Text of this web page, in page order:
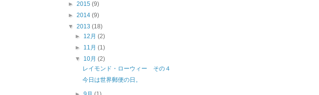
► 2015 (9)
► 2014 (9)
▼ 2013 (18)
► 12月(2)
► 11月(1)
▼ 10月(2)
レイモンド・ローウィー その４
今日は世界郵便の日。